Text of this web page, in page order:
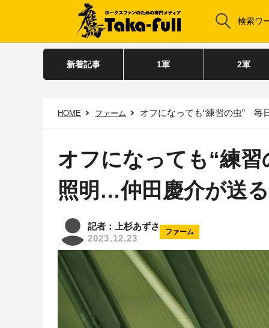
新着記事 1軍 2軍
HOME ファーム オフになっても“練習の虫” 毎
オフになっても“練
照明…仲田慶介が送
記者：上杉あずさ
2023.12.23
ファーム